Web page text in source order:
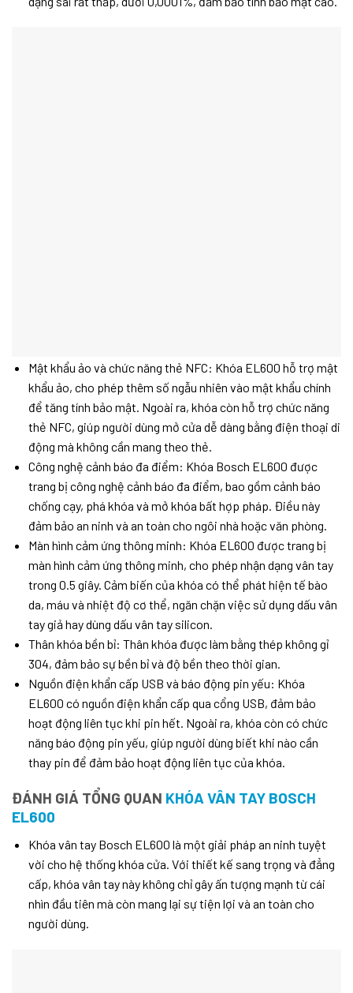
Mật khẩu ảo và chức năng thẻ NFC: Khóa EL600 hỗ trợ mật
khẩu ảo, cho phép thêm số ngẫu nhiên vào mật khẩu chính
để tăng tính bảo mật. Ngoài ra, khóa còn hỗ trợ chức năng
thẻ NFC, giúp người dùng mở cửa dễ dàng bằng điện thoại di
động mà không cần mang theo thẻ.
Công nghệ cảnh báo đa điểm: Khóa Bosch EL600 được
trang bị công nghệ cảnh báo đa điểm, bao gồm cảnh báo
chống cạy, phá khóa và mở khóa bất hợp pháp. Điều này
đảm bảo an ninh và an toàn cho ngôi nhà hoặc văn phòng.
Màn hình cảm ứng thông minh: Khóa EL600 được trang bị
màn hình cảm ứng thông minh, cho phép nhận dạng vân tay
trong 0.5 giây. Cảm biến của khóa có thể phát hiện tế bào
da, máu và nhiệt độ cơ thể, ngăn chặn việc sử dụng dấu vân
tay giả hay dùng dấu vân tay silicon.
Thân khóa bền bỉ: Thân khóa được làm bằng thép không gỉ
304, đảm bảo sự bền bỉ và độ bền theo thời gian.
Nguồn điện khẩn cấp USB và báo động pin yếu: Khóa
EL600 có nguồn điện khẩn cấp qua cổng USB, đảm bảo
hoạt động liên tục khi pin hết. Ngoài ra, khóa còn có chức
năng báo động pin yếu, giúp người dùng biết khi nào cần
thay pin để đảm bảo hoạt động liên tục của khóa.
ĐÁNH GIÁ TỔNG QUAN KHÓA VÂN TAY BOSCH
EL600
Khóa vân tay Bosch EL600 là một giải pháp an ninh tuyệt
vời cho hệ thống khóa cửa. Với thiết kế sang trọng và đẳng
cấp, khóa vân tay này không chỉ gây ấn tượng mạnh từ cái
nhìn đầu tiên mà còn mang lại sự tiện lợi và an toàn cho
người dùng.